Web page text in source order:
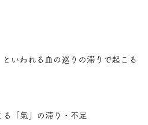
いわれる血の巡りの滞りで起こる
「氣」の滞り・不足